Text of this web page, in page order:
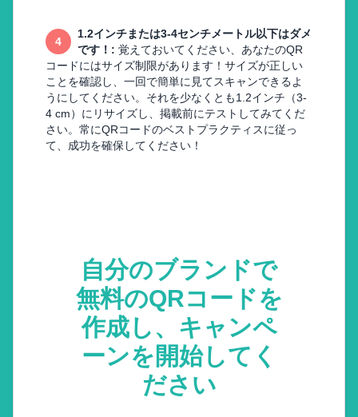
4
1.2インチまたは3-4センチメートル以下はダメ
です！ : 覚えておいてください、あなたのQR
コードにはサイズ制限があります！サイズが正しい
ことを確認し、一回で簡単に見てスキャンできるよ
うにしてください。それを少なくとも1.2インチ（3-
4 cm）にリサイズし、掲載前にテストしてみてくだ
さい。常にQRコードのベストプラクティスに従っ
て、成功を確保してください！
自分のブランドで
無料のQRコードを
作成し、キャンペ
ーンを開始してく
ださい